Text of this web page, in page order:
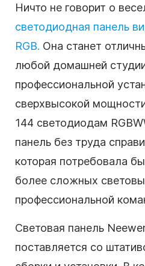
Ничто не говорит о
светодиодная панель
RGB. Она станет
любой домашней
профессиональной
сверхвысокой
144 светодиодам
панель без труда
которая потребовала
более сложных
профессиональной
Световая панель
поставляется со